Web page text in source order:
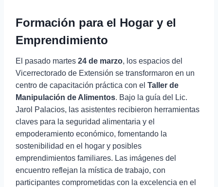
Formación para el Hogar y el
Emprendimiento
El pasado martes 24 de marzo, los espacios del
Vicerrectorado de Extensión se transformaron en un
centro de capacitación práctica con el Taller de
Manipulación de Alimentos. Bajo la guía del Lic.
Jarol Palacios, las asistentes recibieron herramientas
claves para la seguridad alimentaria y el
empoderamiento económico, fomentando la
sostenibilidad en el hogar y posibles
emprendimientos familiares. Las imágenes del
encuentro reflejan la mística de trabajo, con
participantes comprometidas con la excelencia en el